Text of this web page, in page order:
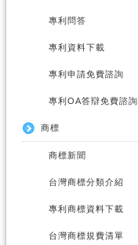
專利問答
專利資料下載
專利申請免費諮詢
專利OA答辯免費諮詢
商標
商標新聞
台灣商標分類介紹
專利商標資料下載
台灣商標規費清單